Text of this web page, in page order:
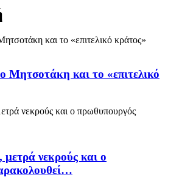
Μητσοτάκη και το «επιτελικό
νεκρούς και ο